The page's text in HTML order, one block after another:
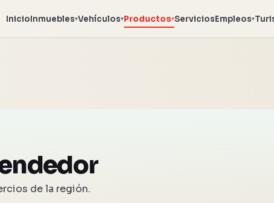
InicioInmuebles▾Vehículos▾Productos▾ServiciosEmpleos▾
de la región.